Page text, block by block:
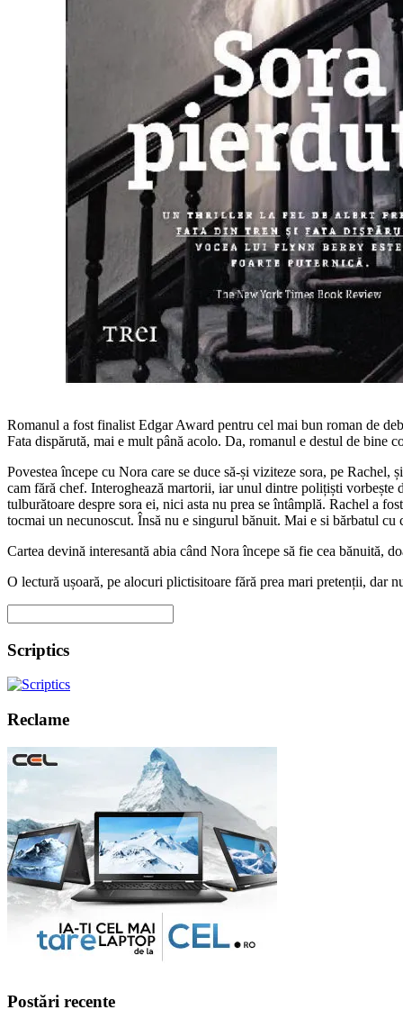
Romanul a fost finalist Edgar Award pentru cel mai bun roman de
Fata dispărută, mai e mult până acolo. Da, romanul e destul de bine
Povestea începe cu Nora care se duce să-și viziteze sora, pe
cam fără chef. Interoghează martorii, iar unul dintre polițiști
tulburătoare despre sora ei, nici asta nu prea se întâmplă. Rachel a
tocmai un necunoscut. Însă nu e singurul bănuit. Mai e si bărbatul cu
Cartea devină interesantă abia când Nora începe să fie cea bănuită,
O lectură ușoară, pe alocuri plictisitoare fără prea mari pretenții, dar
Scriptics
Reclame
Postări recente